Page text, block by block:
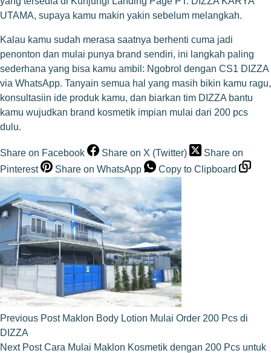
UTAMA, supaya kamu makin yakin sebelum melangkah.
Kalau kamu sudah merasa saatnya berhenti cuma jadi
penonton dan mulai punya brand sendiri, ini langkah paling
sederhana yang bisa kamu ambil: Ngobrol dengan CS1 DIZZA
via WhatsApp. Tanyain semua hal yang masih bikin kamu ragu,
konsultasiin ide produk kamu, dan biarkan tim DIZZA bantu
kamu wujudkan brand kosmetik impian mulai dari 200 pcs
dulu.
Share on Facebook Share on X (Twitter)
Share on
Pinterest
Share on WhatsApp Copy to Clipboard
Previous Post Maklon Body Lotion Mulai Order 200 Pcs di
DIZZA
Next Post Cara Mulai Maklon Kosmetik dengan 200 Pcs untuk